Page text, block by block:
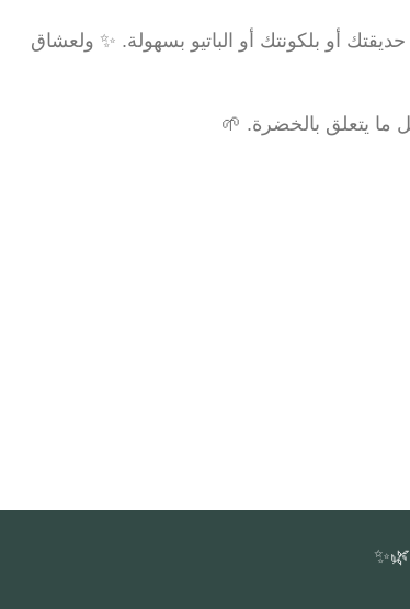
أو بلكونتك أو الباتيو بسهولة. ✨ ولعشاق
ما يتعلق بالخضرة. 🌱